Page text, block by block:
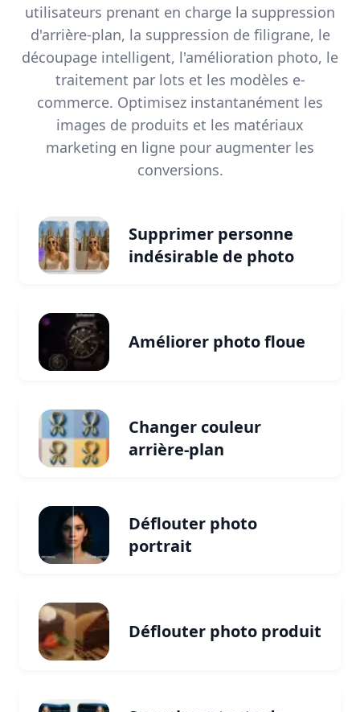
utilisateurs prenant en charge la suppression
d'arrière-plan, la suppression de filigrane, le
découpage intelligent, l'amélioration photo, le
traitement par lots et les modèles e-
commerce. Optimisez instantanément les
images de produits et les matériaux
marketing en ligne pour augmenter les
conversions.
Supprimer personne
indésirable de photo
Améliorer photo floue
Changer couleur
arrière-plan
Déflouter photo
portrait
Déflouter photo produit